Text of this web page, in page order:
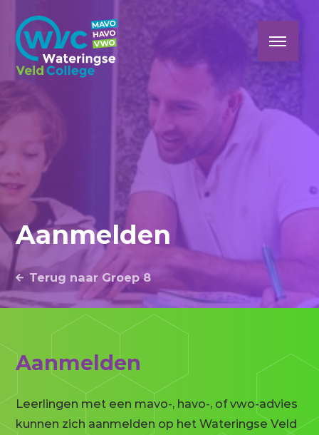
Aanmelden
Terug naar Groep 8
Aanmelden
Leerlingen met een mavo-, havo-, of vwo-advies
kunnen zich aanmelden op het Wateringse Veld